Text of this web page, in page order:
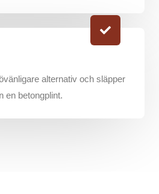
alternativ och släpper
en betongplint.